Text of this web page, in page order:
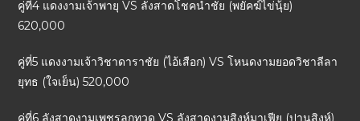
คู่ที่4 แดงงามเจ้าพายุ VS ลังสาดโชคนำชัย (พยัคฆ์ไข่นุ้ย)
620,000
คู่ที่5 แดงงามเจ้าวิชาดาราชัย (ไอ้เสือก) VS โหนดงามยอดวิชาลีลา
ยุทธ (ใจเย็น) 520,000
คู่ที่6 ลังสาดงามเพชรลูกทวด VS ลังสาดงามสิงห์มาเฟีย (ปานสิงห์)